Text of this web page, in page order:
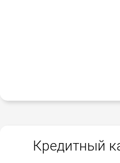
Кредитный